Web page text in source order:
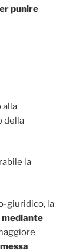
punire
alla
della
la
giuridico, la